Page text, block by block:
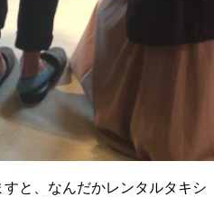
と、なんだかレンタルタキシ